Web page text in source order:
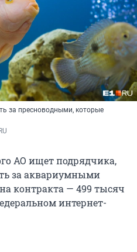
за пресноводными, которые
АО ищет подрядчика,
за аквариумными
контракта — 499 тысяч
интернет-